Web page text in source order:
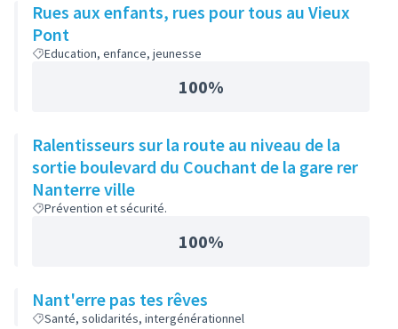
Rues aux enfants, rues pour tous au Vieux
Pont
Education, enfance, jeunesse
100%
Ralentisseurs sur la route au niveau de la
sortie boulevard du Couchant de la gare rer
Nanterre ville
Prévention et sécurité.
100%
Nant'erre pas tes rêves
Santé, solidarités, intergénérationnel